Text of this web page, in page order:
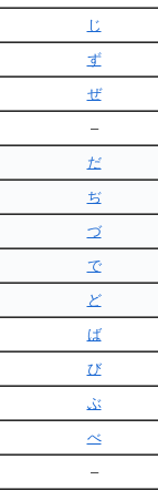
じ
ず
ぜ
–
だ
ぢ
づ
で
ど
ば
び
ぶ
べ
–